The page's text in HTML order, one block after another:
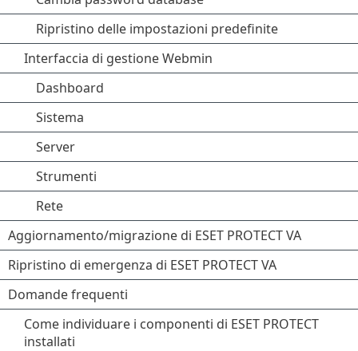
Ripristino delle impostazioni predefinite
Interfaccia di gestione Webmin
Dashboard
Sistema
Server
Strumenti
Rete
Aggiornamento/migrazione di ESET PROTECT VA
Ripristino di emergenza di ESET PROTECT VA
Domande frequenti
Come individuare i componenti di ESET PROTECT
installati